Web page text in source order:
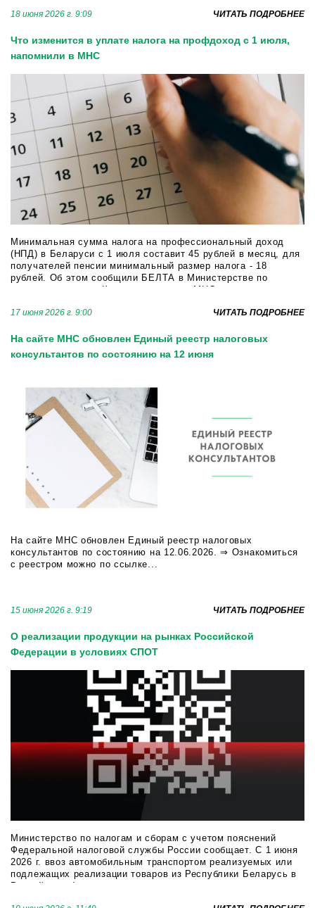
18 июня 2026 г. 9:09 ЧИТАТЬ ПОДРОБНЕЕ
Что изменится в уплате налога на профдоход с 1 июля,
напомнили в МНС
Минимальная сумма налога на профессиональный доход
(НПД) в Беларуси с 1 июля составит 45 рублей в месяц, для
получателей пенсии минимальный размер налога - 18
рублей. Об этом сообщили БЕЛТА в Министерстве по
17 июня 2026 г. 9:00 ЧИТАТЬ ПОДРОБНЕЕ
На сайте МНС обновлен Единый реестр налоговых
консультантов по состоянию на 12 июня
На сайте МНС обновлен Единый реестр налоговых
консультантов по состоянию на 12.06.2026. ⇒ Ознакомиться
с реестром можно по ссылке...
15 июня 2026 г. 9:19 ЧИТАТЬ ПОДРОБНЕЕ
О реализации продукции на рынках Российской
Федерации в условиях СПОТ
Министерство по налогам и сборам с учетом пояснений
Федеральной налоговой службы России сообщает. С 1 июня
2026 г. ввоз автомобильным транспортом реализуемых или
подлежащих реализации товаров из Республики Беларусь в
Российскую Федерацию должен сопровождаться наличием у